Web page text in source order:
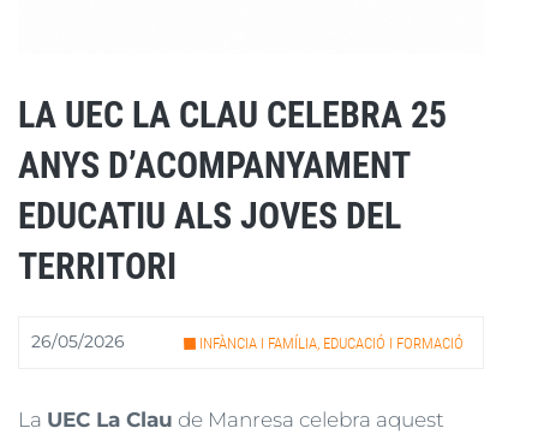
LA UEC LA CLAU CELEBRA 25
ANYS D’ACOMPANYAMENT
EDUCATIU ALS JOVES DEL
TERRITORI
26/05/2026 INFÀNCIA I FAMÍLIA, EDUCACIÓ I FORMACIÓ
La UEC La Clau de Manresa celebra aquest